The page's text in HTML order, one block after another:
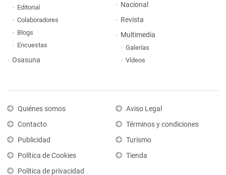
Editorial
Colaboradores
Blogs
Encuestas
Osasuna
Nacional
Revista
Multimedia
Galerías
Vídeos
Quiénes somos
Contacto
Publicidad
Política de Cookies
Política de privacidad
Aviso Legal
Términos y condiciones
Turismo
Tienda